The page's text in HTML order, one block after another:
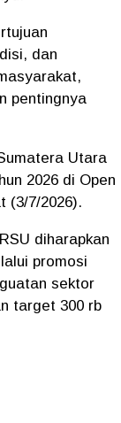
dan
pentingnya
Utara
2026 di Open
(3/7/2026).
diharapkan
promosi
sektor
target 300 rb